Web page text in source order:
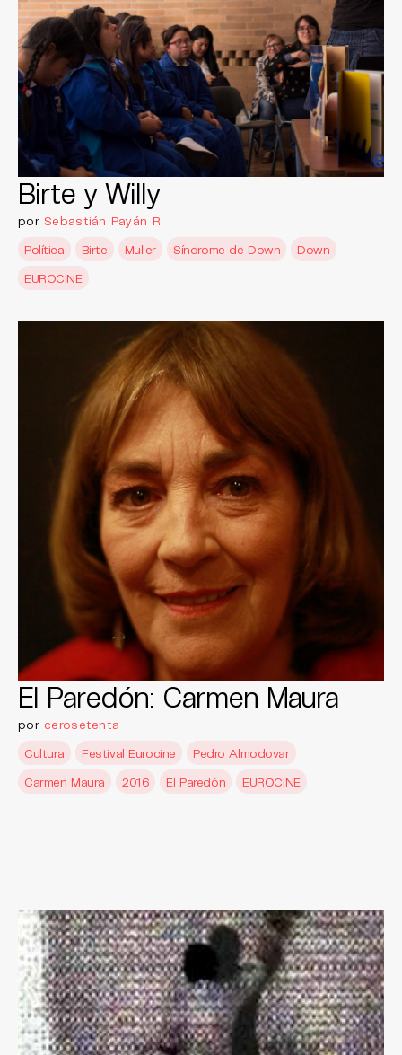
Birte y Willy
porSebastián Payán R.
Política
Birte Muller Síndrome de Down
Down
EUROCINE
El Paredón: Carmen Maura
por cerosetenta
Cultura
Festival Eurocine
Pedro Almodovar
Carmen Maura
2016 El Paredón EUROCINE